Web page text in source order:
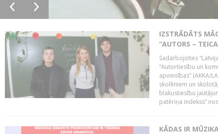
IZSTRĀDĀTS
“AUTORS –
Sadarbojoties
“Autortiesību un
apvienības” (AKKA/
skolēniem un
blakustiesību
patēriņa indekss”
KĀDAS IR